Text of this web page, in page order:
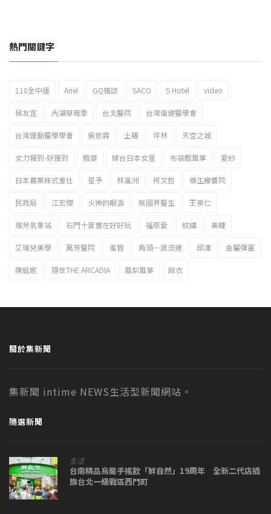
2023新北市北海岸國際風箏節「風在石起」霸氣回歸
熱門關鍵字
110全中運 Ariel GQ雜誌 SACO S Hotel video
侯友宜 內湖草莓季 台北醫院 台灣復健醫學會
台灣運動醫學學會 吳依霖 土雞 坪林 天空之城
女力報到-好運到 婚變 嫁台日本女星 布袋戲風箏 愛紗
日本農業株式會社 星予 林瀛洲 柯文哲 樂生療養院
民政局 江宏傑 火神的眼淚 無國界醫生 王泉仁
瑞芳氣象站 石門十景實在好好玩 福原愛 紋繡 美睫
艾瑞兒美學 萬芳醫院 蜜唇 角頭－浪流連 邱澤 金屬彈簧
陳庭妮 隱世THE ARCADIA 風梨風箏 麻衣
關於集新聞
集新聞 intime NEWS生活型新聞網站。
隨選新聞
生活
台南精品烏龍手搖飲「鮮自然」19周年 全新二代店插
旗台北一級戰區西門町